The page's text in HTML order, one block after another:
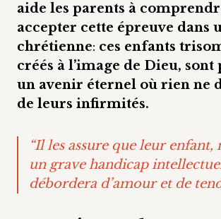
aide les parents à
accepter cette épreuve dans
chrétienne: ces enfants
créés à l’image de Dieu,
un avenir éternel où rien ne
de leurs infirmités.
“Il les assure que leur enfant,
un grave handicap
débordera d’amour et de